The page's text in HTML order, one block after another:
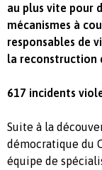
au plus vite pour
mécanismes à
responsables de
la reconstruction
617 incidents
Suite à la
démocratique du
équipe de